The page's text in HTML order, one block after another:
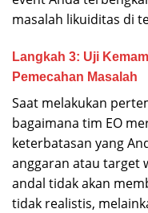
masalah likuiditas di
Langkah 3: Uji
Pemecahan Masalah
Saat melakukan
bagaimana tim EO
keterbatasan yang
anggaran atau target
andal tidak akan
tidak realistis,